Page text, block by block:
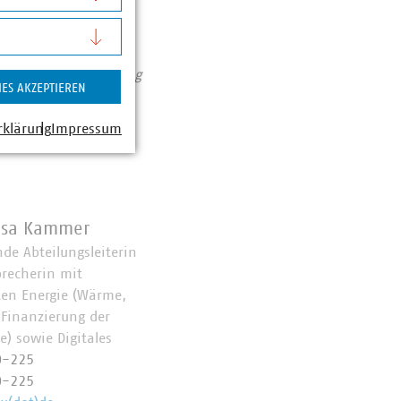
Zahlen Daten Fakten
Unser Beitrag
Kammer
Abteilungsleiterin
mit
Energie (Wärme,
der
sowie Digitales
225
225
AKZEPTIEREN
Impressum